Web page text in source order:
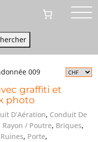
009
graffiti et
photo
D’Aération, Conduit De
Rayon / Poutre, Briques,
, Porte,